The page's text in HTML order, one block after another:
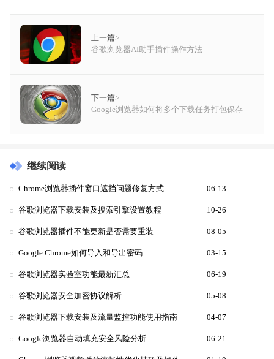
上一篇>
谷歌浏览器AI助手插件操作方法
下一篇>
Google浏览器如何将多个下载任务打包保存
继续阅读
Chrome浏览器插件窗口遮挡问题修复方式 06-13
谷歌浏览器下载安装及搜索引擎设置教程 10-26
谷歌浏览器插件不能更新是否需要重装 08-05
Google Chrome如何导入和导出密码 03-15
谷歌浏览器实验室功能最新汇总 06-19
谷歌浏览器安全加密协议解析 05-08
谷歌浏览器下载安装及流量监控功能使用指南 04-07
Google浏览器自动填充安全风险分析 06-21